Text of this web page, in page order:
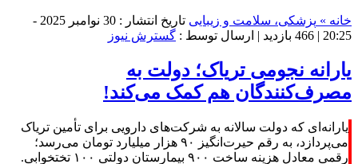
خانه » پزشکی، سلامت و زیبایی
تاریخ انتشار : 30 نوامبر 2025 -
20:25 |
466 بازدید | ارسال توسط : گسترش نیوز
یارانه نجومی تریاک؛ دولت به
مصرف‌کنندگان هم کمک می‌کند!
یارانه‌ای که دولت سالانه به شرکت‌های دارویی برای تأمین تریاک
می‌پردازد، به رقم حیرت‌انگیز ۹۰ هزار میلیارد تومان می‌رسد؛
رقمی معادل هزینه ساخت ۹۰۰ بیمارستان دولتی ۱۰۰ تختخوابی.